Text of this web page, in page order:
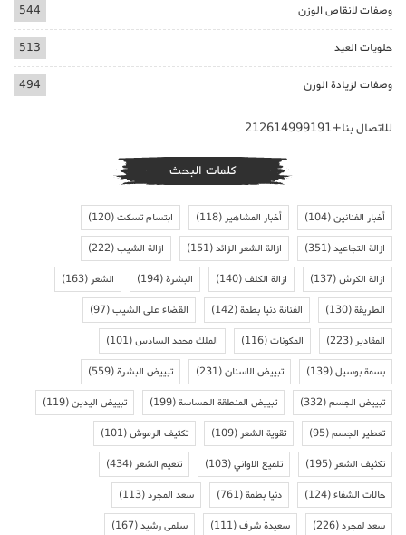
وصفات لانقاص الوزن 544
حلويات العيد 513
وصفات لزيادة الوزن 494
للاتصال بنا+212614999191
كلمات البحث
أخبار الفنانين(104) أخبار المشاهير (118) ابتسام تسكت(120)
ازالة التجاعيد(351) ازالة الشعر الزائد(151) ازالة الشيب(222)
ازالة الكرش(137) ازالة الكلف(140) البشرة(194) الشعر (163)
الطريقة(130) الفنانة دنيا بطمة(142) القضاء على الشيب(97)
المقادير (223) المكونات(116) الملك محمد السادس(101)
بسمة بوسيل(139) تبييض الاسنان(231) تبييض البشرة(559)
تبييض الجسم(332) تبييض المنطقة الحساسة(199) تبييض اليدين(119)
تعطير الجسم(95) تقوية الشعر (109) تكثيف الرموش(101)
تكثيف الشعر (195) تلميع الاواني(103) تنعيم الشعر (434)
حالات الشفاء(124) دنيا بطمة(761) سعد المجرد(113)
سعد لمجرد(226) سعيدة شرف(111) سلمى رشيد(167)